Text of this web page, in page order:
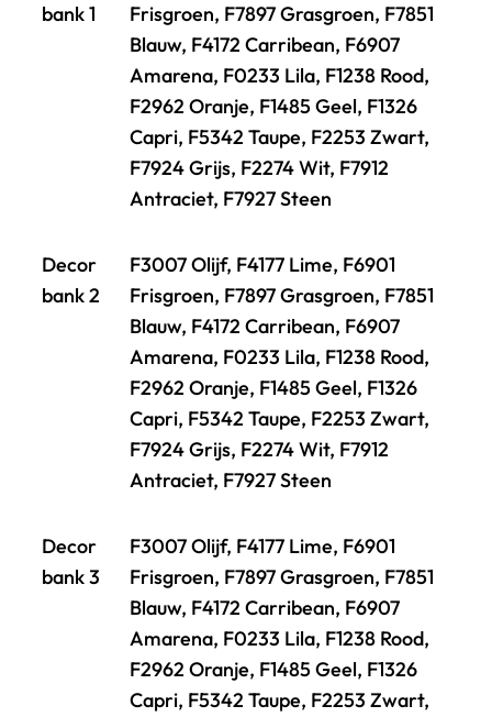
bank 1
Frisgroen, F7897 Grasgroen, F7851
Blauw, F4172 Carribean, F6907
Amarena, F0233 Lila, F1238 Rood,
F2962 Oranje, F1485 Geel, F1326
Capri, F5342 Taupe, F2253 Zwart,
F7924 Grijs, F2274 Wit, F7912
Antraciet, F7927 Steen
Decor
bank 2
F3007 Olijf, F4177 Lime, F6901
Frisgroen, F7897 Grasgroen, F7851
Blauw, F4172 Carribean, F6907
Amarena, F0233 Lila, F1238 Rood,
F2962 Oranje, F1485 Geel, F1326
Capri, F5342 Taupe, F2253 Zwart,
F7924 Grijs, F2274 Wit, F7912
Antraciet, F7927 Steen
Decor
bank 3
F3007 Olijf, F4177 Lime, F6901
Frisgroen, F7897 Grasgroen, F7851
Blauw, F4172 Carribean, F6907
Amarena, F0233 Lila, F1238 Rood,
F2962 Oranje, F1485 Geel, F1326
Capri, F5342 Taupe, F2253 Zwart,